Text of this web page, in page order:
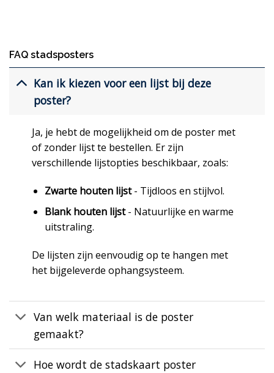
FAQ stadsposters
Kan ik kiezen voor een lijst bij deze
poster?
Ja, je hebt de mogelijkheid om de poster met
of zonder lijst te bestellen. Er zijn
verschillende lijstopties beschikbaar, zoals:
Zwarte houten lijst- Tijdloos en stijlvol.
Blank houten lijst- Natuurlijke en warme
uitstraling.
De lijsten zijn eenvoudig op te hangen met
het bijgeleverde ophangsysteem.
Van welk materiaal is de poster
gemaakt?
Hoe wordt de stadskaart poster